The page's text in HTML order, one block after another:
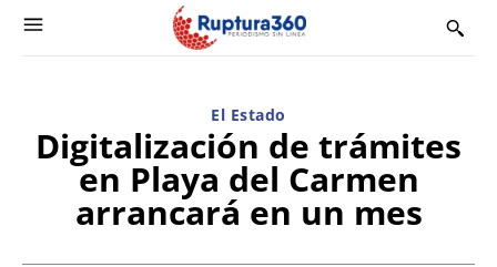
El Estado
Digitalización de trámites
en Playa del Carmen
arrancará en un mes